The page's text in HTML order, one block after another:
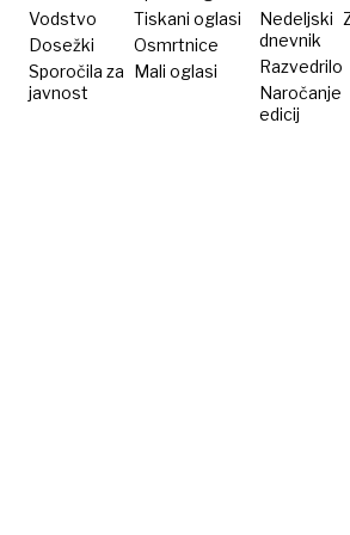
pomočjo
kozarca
večja
kivija na
dan
Vodstvo
Dosežki
Sporočila za
javnost
Tiskani oglasi
Osmrtnice
Mali oglasi
Nedeljski
dnevnik
Razvedrilo
Naročanje
edicij